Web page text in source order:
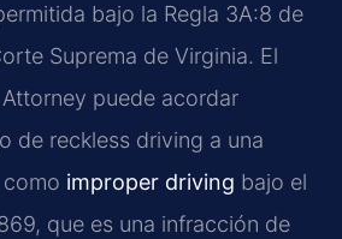
bajo la Regla 3A:8 de
Suprema de Virginia. El
Attorney puede acordar
de reckless driving a una
improper driving bajo el
que es una infracción de